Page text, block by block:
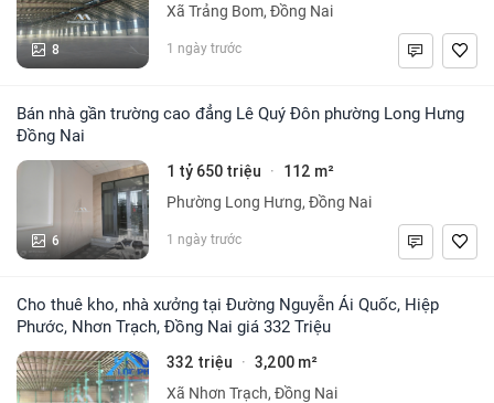
8
Xã Trảng Bom, Đồng Nai
1 ngày trước
Bán nhà gần trường cao đẳng Lê Quý Đôn phường Long Hưng
Đồng Nai
6
1 tỷ 650 triệu · 112 m²
Phường Long Hưng, Đồng Nai
1 ngày trước
Cho thuê kho, nhà xưởng tại Đường Nguyễn Ái Quốc, Hiệp
Phước, Nhơn Trạch, Đồng Nai giá 332 Triệu
332 triệu · 3,200 m²
Xã Nhơn Trạch, Đồng Nai